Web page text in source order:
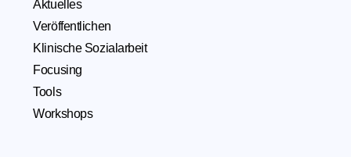
Aktuelles
Veröffentlichen
Klinische Sozialarbeit
Focusing
Tools
Workshops